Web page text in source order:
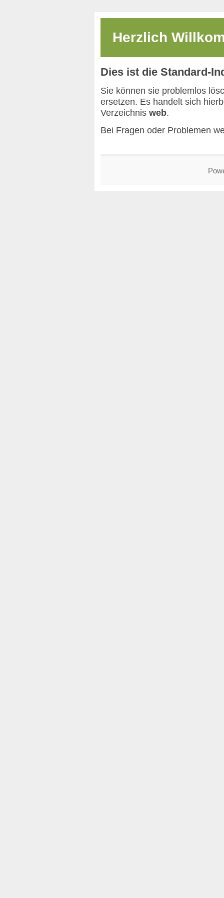
Herzlich
Dies ist die Standard-
Sie können sie problemlos
ersetzen. Es handelt sich
Verzeichnis web.
Bei Fragen oder Problemen